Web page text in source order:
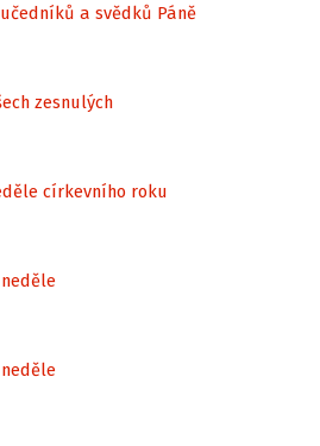
a svědků Páně
zesnulých
církevního roku